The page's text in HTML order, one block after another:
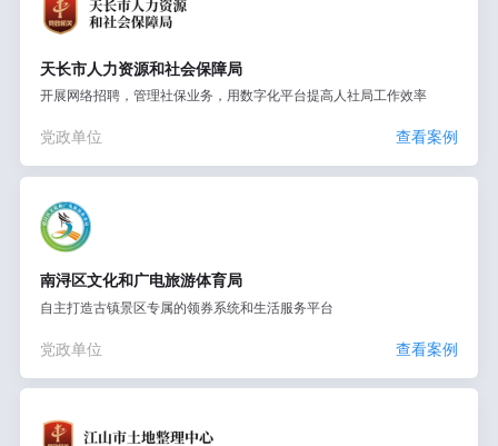
天长市人力资源和社会保障局
开展网络招聘，管理社保业务，用数字化平台提高人社局工作效率
党政单位 查看案例
南浔区文化和广电旅游体育局
自主打造古镇景区专属的领券系统和生活服务平台
党政单位 查看案例